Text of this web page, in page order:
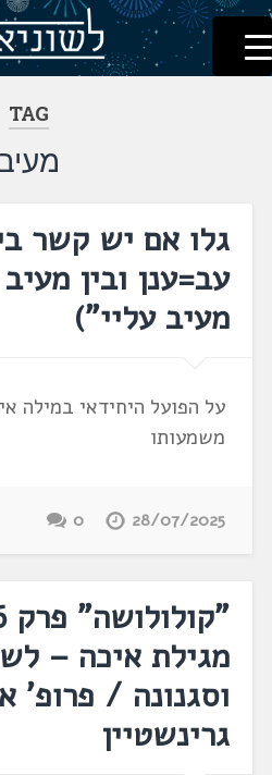
דלג
לתוכן
לשוניאדה
עברית. לשון. שפה
TAG
גלו אם יש קשר
עב=ענן ובין
מעיב עליי")
על הפועל היחידאי במילה
משמעותו
28/07/2025
0
מגילת איכה –
וסגנונה / פרופ'
גרינשטיין